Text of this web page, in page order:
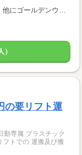
土日祝休み（会社カレンダーによる） 他にゴールデンウィーク・お盆・年末年始の長期休暇もあり
の要リフト運
勤専属 プラスチック
フトでの 運搬及び搬